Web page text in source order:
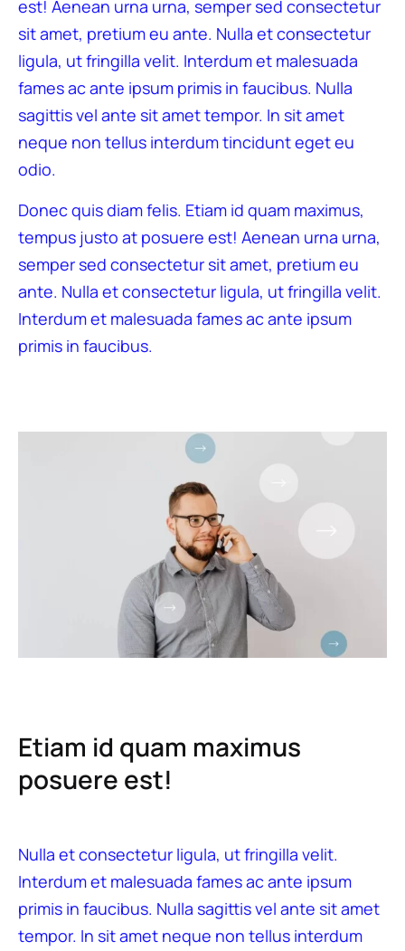
est! Aenean urna urna, semper sed consectetur
sit amet, pretium eu ante. Nulla et consectetur
ligula, ut fringilla velit. Interdum et malesuada
fames ac ante ipsum primis in faucibus. Nulla
sagittis vel ante sit amet tempor. In sit amet
neque non tellus interdum tincidunt eget eu
odio.
Donec quis diam felis. Etiam id quam maximus,
tempus justo at posuere est! Aenean urna urna,
semper sed consectetur sit amet, pretium eu
ante. Nulla et consectetur ligula, ut fringilla velit.
Interdum et malesuada fames ac ante ipsum
primis in faucibus.
Etiam id quam maximus
posuere est!
Nulla et consectetur ligula, ut fringilla velit.
Interdum et malesuada fames ac ante ipsum
primis in faucibus. Nulla sagittis vel ante sit amet
tempor. In sit amet neque non tellus interdum